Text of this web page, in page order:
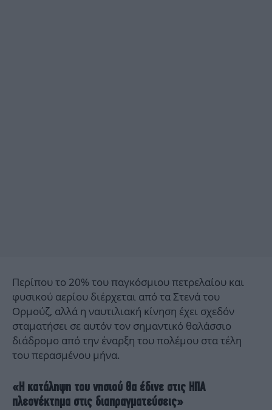
Περίπου το 20% του παγκόσμιου πετρελαίου και
φυσικού αερίου διέρχεται από τα Στενά του
Ορμούζ, αλλά η ναυτιλιακή κίνηση έχει σχεδόν
σταματήσει σε αυτόν τον σημαντικό θαλάσσιο
διάδρομο από την έναρξη του πολέμου στα τέλη
του περασμένου μήνα.
«Η κατάληψη του νησιού θα έδινε στις ΗΠΑ
πλεονέκτημα στις διαπραγματεύσεις»